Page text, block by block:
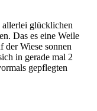
glücklichen
Das es eine Weile
der Wiese sonnen
in gerade mal 2
gepflegten